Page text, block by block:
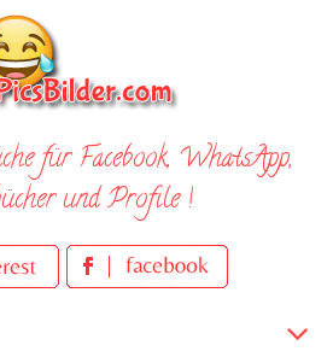
für Facebook, WhatsApp,
und Profile !